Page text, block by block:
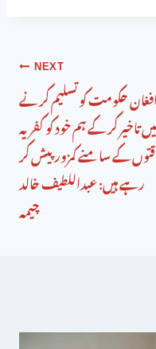
NEXT
افغان حکومت کو تسلیم کرنے
میں تاخیر کر کے ہم خود کو کفریہ
کے سامنے کمزور پیش کر
رہے ہیں: عبداللطیف خالد
چیمہ